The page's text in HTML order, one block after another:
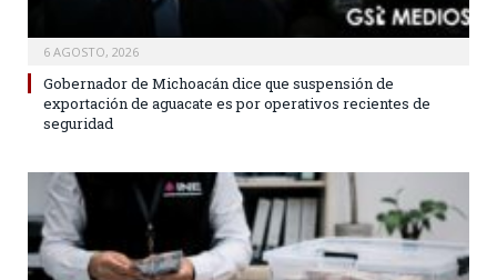
6 AGOSTO, 2026
Gobernador de Michoacán dice que suspensión de
exportación de aguacate es por operativos recientes de
seguridad